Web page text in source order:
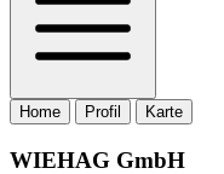
Home Profil Karte
WIEHAG GmbH